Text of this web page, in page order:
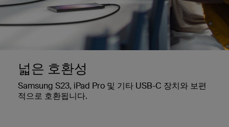
넓은 호환성
Samsung S23, iPad Pro 및 기타 USB-C 장치와 보편
적으로 호환됩니다.